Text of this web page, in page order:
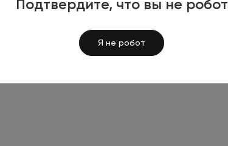
Подтвердите, что вы не робот
Я не робот